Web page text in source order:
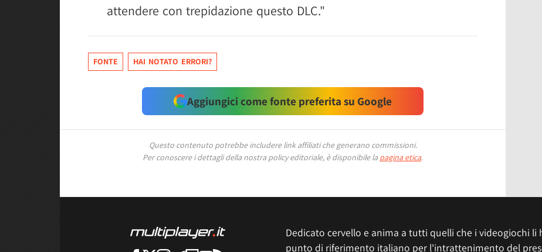
attendere con trepidazione questo DLC."
FONTE HAI NOTATO ERRORI?
Aggiungici come fonte preferita su Google
Questo contenuto potrebbe includere link affiliati che generano commissioni.
Per conoscere i dettagli della nostra policy editoriale, è disponibile la pagina etica.
Dedicato cervello e anima a tutti quelli che i videogiochi li
punto di riferimento italiano per l'intrattenimento del